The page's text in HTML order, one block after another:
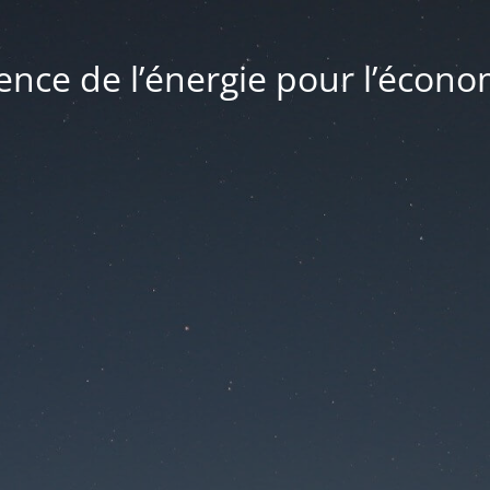
de l’énergie pour